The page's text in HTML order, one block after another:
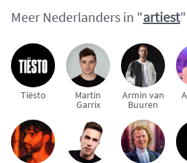
Meer Nederlanders in "artiest"
Tiësto Martin
Garrix
Armin van
Buuren